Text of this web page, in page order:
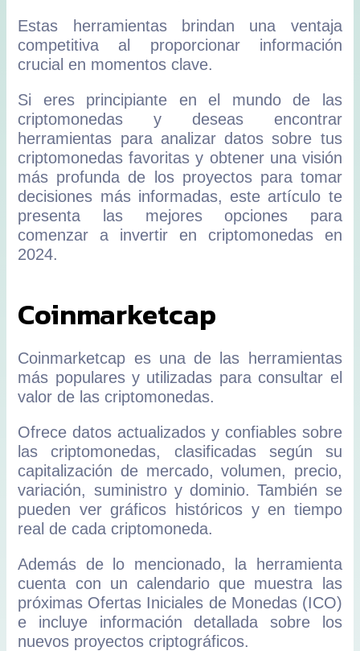
Estas herramientas brindan una ventaja
competitiva al proporcionar información
crucial en momentos clave.
Si eres principiante en el mundo de las
criptomonedas y deseas encontrar
herramientas para analizar datos sobre tus
criptomonedas favoritas y obtener una visión
más profunda de los proyectos para tomar
decisiones más informadas, este artículo te
presenta las mejores opciones para
comenzar a invertir en criptomonedas en
2024.
Coinmarketcap
Coinmarketcap es una de las herramientas
más populares y utilizadas para consultar el
valor de las criptomonedas.
Ofrece datos actualizados y confiables sobre
las criptomonedas, clasificadas según su
capitalización de mercado, volumen, precio,
variación, suministro y dominio. También se
pueden ver gráficos históricos y en tiempo
real de cada criptomoneda.
Además de lo mencionado, la herramienta
cuenta con un calendario que muestra las
próximas Ofertas Iniciales de Monedas (ICO)
e incluye información detallada sobre los
nuevos proyectos criptográficos.